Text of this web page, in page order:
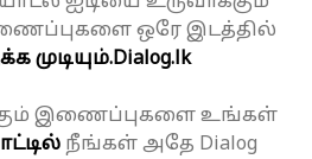
ஒரே இடத்தில்
முடியும்.Dialog.lk
இணைப்புகளை உங்கள்
நீங்கள் அதே Dialog